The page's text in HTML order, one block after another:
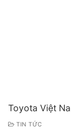
Toyota Việt
TIN TỨC